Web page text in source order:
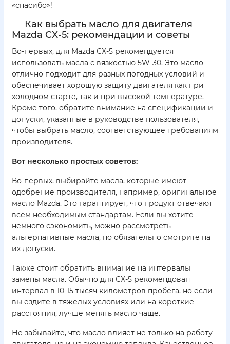
«спасибо»!
Как выбрать масло для двигателя
Mazda CX-5: рекомендации и советы
Во-первых, для Mazda CX-5 рекомендуется
использовать масла с вязкостью 5W-30. Это масло
отлично подходит для разных погодных условий и
обеспечивает хорошую защиту двигателя как при
холодном старте, так и при высокой температуре.
Кроме того, обратите внимание на спецификации и
допуски, указанные в руководстве пользователя,
чтобы выбрать масло, соответствующее требованиям
производителя.
Вот несколько простых советов:
Во-первых, выбирайте масла, которые имеют
одобрение производителя, например, оригинальное
масло Mazda. Это гарантирует, что продукт отвечают
всем необходимым стандартам. Если вы хотите
немного сэкономить, можно рассмотреть
альтернативные масла, но обязательно смотрите на
их допуски.
Также стоит обратить внимание на интервалы
замены масла. Обычно для CX-5 рекомендован
интервал в 10-15 тысяч километров пробега, но если
вы ездите в тяжелых условиях или на короткие
расстояния, лучше менять масло чаще.
Не забывайте, что масло влияет не только на работу